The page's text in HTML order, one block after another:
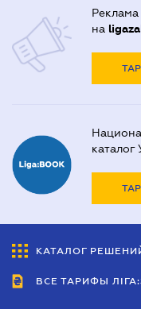
Реклама
на
каталог
КАТАЛОГ
ВСЕ ТАРИФЫ